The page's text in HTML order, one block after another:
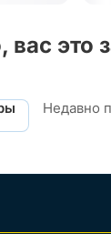
это
Недавно